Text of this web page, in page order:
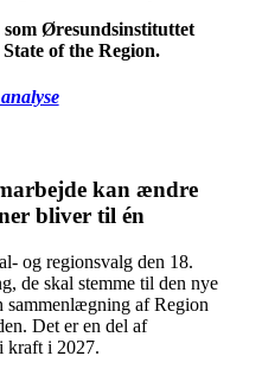
Øresundsinstituttet
of the Region.
kan ændre
bliver til én
og regionsvalg den 18.
de skal stemme til den nye
sammenlægning af Region
Det er en del af
kraft i 2027.